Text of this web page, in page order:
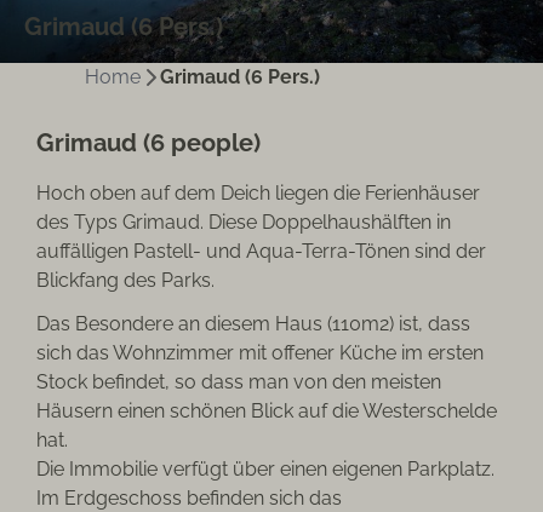
Grimaud (6 Pers.)
Home Grimaud (6 Pers.)
Grimaud (6 people)
Hoch oben auf dem Deich liegen die Ferienhäuser
des Typs Grimaud. Diese Doppelhaushälften in
auffälligen Pastell- und Aqua-Terra-Tönen sind der
Blickfang des Parks.
Das Besondere an diesem Haus (110m2) ist, dass
sich das Wohnzimmer mit offener Küche im ersten
Stock befindet, so dass man von den meisten
Häusern einen schönen Blick auf die Westerschelde
hat.
Die Immobilie verfügt über einen eigenen Parkplatz.
Im Erdgeschoss befinden sich das